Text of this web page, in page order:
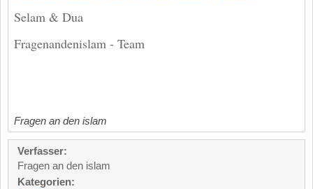
Selam & Dua
Fragenandenislam - Team
Fragen an den islam
Verfasser:
Fragen an den islam
Kategorien: